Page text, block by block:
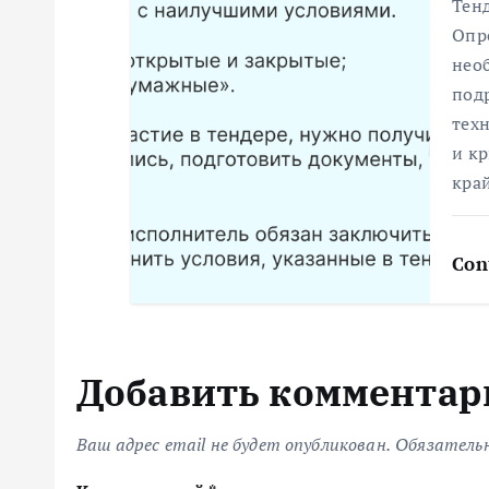
и
Добавить
Ваш адрес email не будет опубликован.